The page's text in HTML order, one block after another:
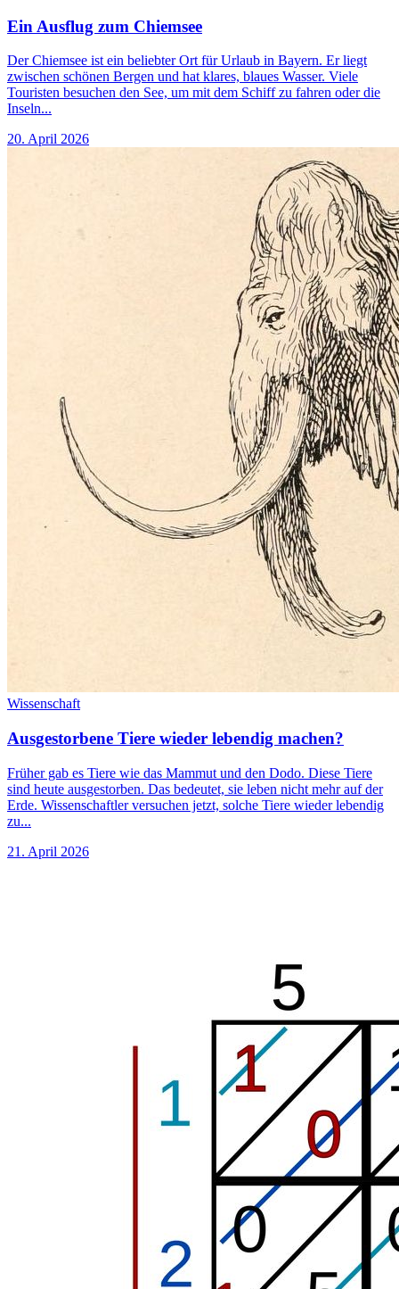
Ein Ausflug zum Chiemsee
Der Chiemsee ist ein beliebter Ort für Urlaub in Bayern. Er liegt
zwischen schönen Bergen und hat klares, blaues Wasser. Viele
Touristen besuchen den See, um mit dem Schiff zu fahren oder die
Inseln...
20. April 2026
Wissenschaft
Ausgestorbene Tiere wieder lebendig machen?
Früher gab es Tiere wie das Mammut und den Dodo. Diese Tiere
sind heute ausgestorben. Das bedeutet, sie leben nicht mehr auf der
Erde. Wissenschaftler versuchen jetzt, solche Tiere wieder lebendig
zu...
21. April 2026